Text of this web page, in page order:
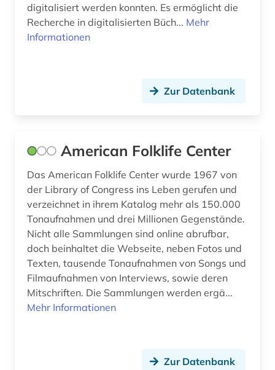
frauenbefreiung (1)
fux (1)
w. leibniz-programm (1)
führer (2)
fürstenhaus (1)
fürstlich waldecksche hofbibliothek (1)
gedenktag (1)
gedichte (1)
gegenkultur (1)
geisteswissenschaften (21)
digitalisiert werden konnten. Es ermöglicht die
Recherche in digitalisierten Büch... Mehr
Informationen
Zur Datenbank
American Folklife Center
Das American Folklife Center wurde 1967 von
der Library of Congress ins Leben gerufen und
verzeichnet in ihrem Katalog mehr als 150.000
Tonaufnahmen und drei Millionen Gegenstände.
Nicht alle Sammlungen sind online abrufbar,
doch beinhaltet die Webseite, neben Fotos und
Texten, tausende Tonaufnahmen von Songs und
Filmaufnahmen von Interviews, sowie deren
Mitschriften. Die Sammlungen werden ergä...
Mehr Informationen
Zur Datenbank